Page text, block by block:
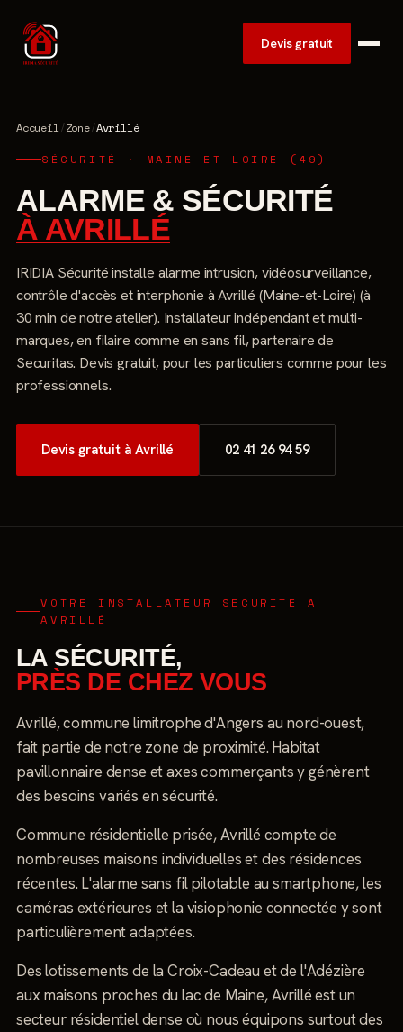
Devis gratuit
Accueil/Zone/Avrillé
SÉCURITÉ · MAINE-ET-LOIRE (49)
ALARME & SÉCURITÉ
À AVRILLÉ
IRIDIA Sécurité installe alarme intrusion, vidéosurveillance,
contrôle d'accès et interphonie à Avrillé (Maine-et-Loire) (à
30 min de notre atelier). Installateur indépendant et multi-
marques, en filaire comme en sans fil, partenaire de
Securitas. Devis gratuit, pour les particuliers comme pour les
professionnels.
Devis gratuit à Avrillé 02 41 26 94 59
VOTRE INSTALLATEUR SÉCURITÉ À
AVRILLÉ
LA SÉCURITÉ,
PRÈS DE CHEZ VOUS
Avrillé, commune limitrophe d'Angers au nord-ouest,
fait partie de notre zone de proximité. Habitat
pavillonnaire dense et axes commerçants y génèrent
des besoins variés en sécurité.
Commune résidentielle prisée, Avrillé compte de
nombreuses maisons individuelles et des résidences
récentes. L'alarme sans fil pilotable au smartphone, les
caméras extérieures et la visiophonie connectée y sont
particulièrement adaptées.
Des lotissements de la Croix-Cadeau et de l'Adézière
aux maisons proches du lac de Maine, Avrillé est un
secteur résidentiel dense où nous équipons surtout des